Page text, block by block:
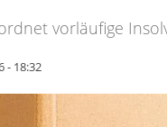
vorläufige
- 18:32